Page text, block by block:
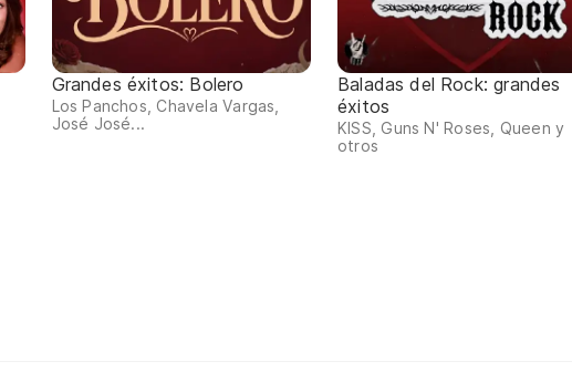
Grandes éxitos: Bolero
Los Panchos, Chavela Vargas,
José José...
Baladas del Rock: grandes
éxitos
KISS, Guns N' Roses, Queen y
otros